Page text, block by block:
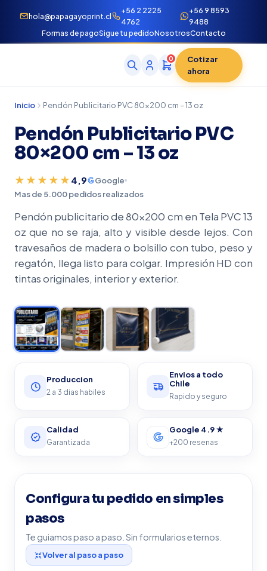
hola@papagayoprint.cl
+56 2 2225
4762
+56 9 8593
9488
Formas de pagoSigue tu pedidoNosotrosContacto
0
Cotizar
ahora
Inicio Pendón Publicitario PVC 80×200 cm – 13 oz
Pendón Publicitario PVC
80×200 cm – 13 oz
★★★★★ 4,9
Google
Mas de 5.000 pedidos realizados
Pendón publicitario de 80×200 cm en Tela PVC 13
oz que no se raja, alto y visible desde lejos. Con
travesaños de madera o bolsillo con tubo, peso y
regatón, llega listo para colgar. Impresión HD con
tintas originales, interior y exterior.
★ A TU MEDIDA
Produccion
2 a 3 dias habiles
Envios a todo
Chile
Rapido y seguro
Calidad
Garantizada
Google 4.9 ★
+200 resenas
Configura tu pedido en simples
pasos
Te guiamos paso a paso. Sin formularios eternos.
Volver al paso a paso